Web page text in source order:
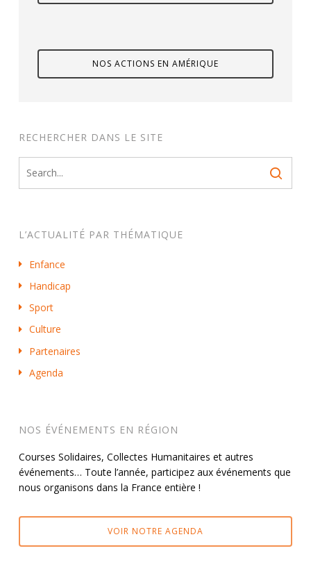
NOS ACTIONS EN AMÉRIQUE
RECHERCHER DANS LE SITE
L’ACTUALITÉ PAR THÉMATIQUE
Enfance
Handicap
Sport
Culture
Partenaires
Agenda
NOS ÉVÉNEMENTS EN RÉGION
Courses Solidaires, Collectes Humanitaires et autres
événements… Toute l’année, participez aux événements que
nous organisons dans la France entière !
VOIR NOTRE AGENDA